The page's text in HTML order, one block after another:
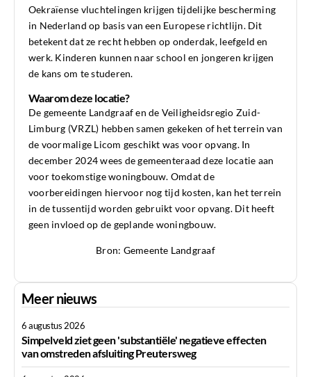
Oekraïense vluchtelingen krijgen tijdelijke bescherming
in Nederland op basis van een Europese richtlijn. Dit
betekent dat ze recht hebben op onderdak, leefgeld en
werk. Kinderen kunnen naar school en jongeren krijgen
de kans om te studeren.
Waarom deze locatie?
De gemeente Landgraaf en de Veiligheidsregio Zuid-
Limburg (VRZL) hebben samen gekeken of het terrein van
de voormalige Licom geschikt was voor opvang. In
december 2024 wees de gemeenteraad deze locatie aan
voor toekomstige woningbouw. Omdat de
voorbereidingen hiervoor nog tijd kosten, kan het terrein
in de tussentijd worden gebruikt voor opvang. Dit heeft
geen invloed op de geplande woningbouw.
Bron: Gemeente Landgraaf
Meer nieuws
6 augustus 2026
Simpelveld ziet geen 'substantiële' negatieve effecten
van omstreden afsluiting Preutersweg